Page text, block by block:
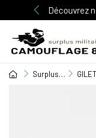
Découvrez
Surplus Militaire